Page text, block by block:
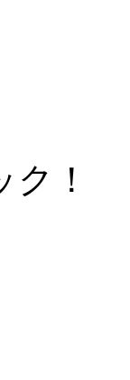
！